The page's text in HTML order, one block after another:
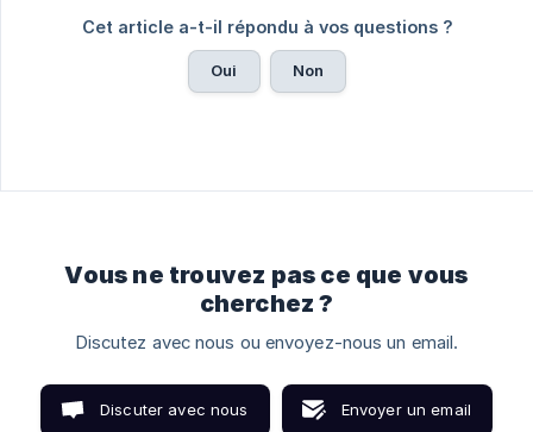
Cet article a-t-il répondu à vos questions ?
Oui Non
Vous ne trouvez pas ce que vous
cherchez ?
Discutez avec nous ou envoyez-nous un email.
Discuter avec nous Envoyer un email